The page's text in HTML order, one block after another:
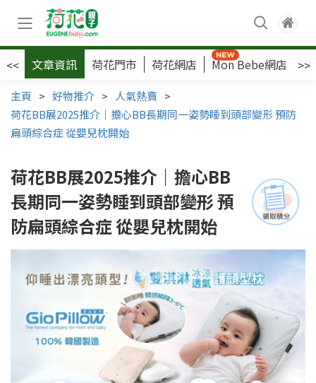
<< 文章資訊 荷花門市 荷花網店 Mon Bebe網店 >>
主頁 > 好物推介 > 人氣熱賣 >
荷花BB展2025推介｜擔心BB長期同一姿勢睡到頭部變形 預防
扁頭綜合症 從嬰兒枕開始
荷花BB展2025推介｜擔心BB
長期同一姿勢睡到頭部變形 預
防扁頭綜合症 從嬰兒枕開始